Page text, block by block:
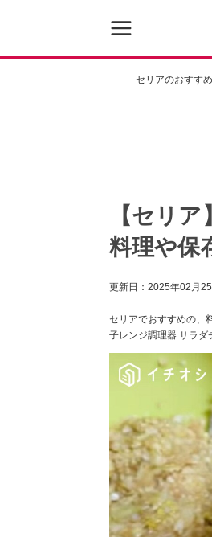
セリアのおすす
【セリ
料理や保
更新日： 2025年02月25
セリアでおすすめの、
子レンジ調理器 サラダ